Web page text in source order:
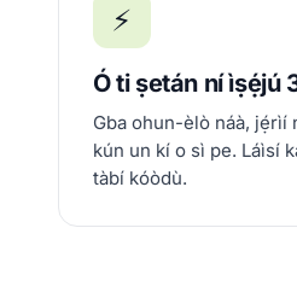
⚡
Ó ti ṣetán ní ìṣẹ́jú
Gba ohun-èlò náà, jẹ́rìí
kún un kí o sì pe. Láìsí
tàbí kóòdù.